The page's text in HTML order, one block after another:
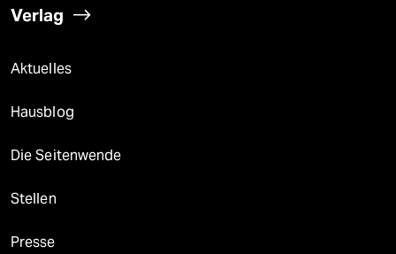
Verlag
Aktuelles
Hausblog
Die Seitenwende
Stellen
Presse